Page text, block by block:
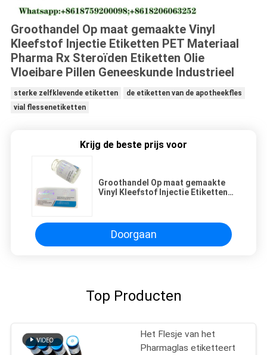
Groothandel Op maat gemaakte Vinyl
Kleefstof Injectie Etiketten PET Materiaal
Pharma Rx Steroïden Etiketten Olie
Vloeibare Pillen Geneeskunde Industrieel
sterke zelfklevende etiketten
de etiketten van de apotheekfles
vial flessenetiketten
Krijg de beste prijs voor
Groothandel Op maat gemaakte
Vinyl Kleefstof Injectie Etiketten
Pillen Geneeskunde Industrieel
Doorgaan
Top Producten
Het Flesje van het
Pharmaglas etiketteert